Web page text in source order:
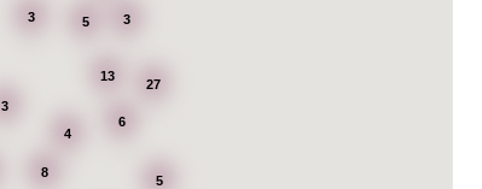
27
8
6
13
3
4
3
5
3
5